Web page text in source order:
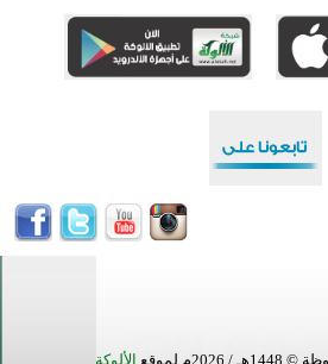
يفتتح أبوابه بعد سنوات من العمل والعطاء
للمسلمين في بينزا وساراتوف وموردوفيا هذا العام
في بنغلاديش بمشاركة 3000 متسابق
لموقع الألوكة